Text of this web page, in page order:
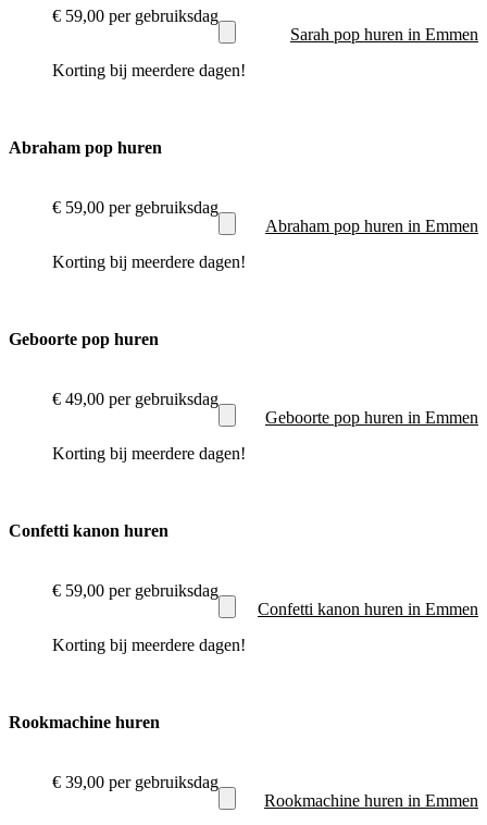
€ 59,00 per gebruiksdag
Korting bij meerdere dagen!
Sarah pop huren in Emmen
Abraham pop huren
€ 59,00 per gebruiksdag
Korting bij meerdere dagen!
Abraham pop huren in Emmen
Geboorte pop huren
€ 49,00 per gebruiksdag
Korting bij meerdere dagen!
Geboorte pop huren in Emmen
Confetti kanon huren
€ 59,00 per gebruiksdag
Korting bij meerdere dagen!
Confetti kanon huren in Emmen
Rookmachine huren
€ 39,00 per gebruiksdag
Rookmachine huren in Emmen